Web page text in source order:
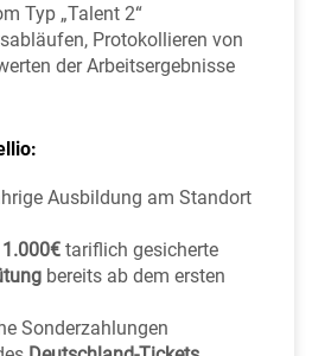
Typ „Talent 2“
Protokollieren von
der Arbeitsergebnisse
Ausbildung am Standort
tariflich gesicherte
bereits ab dem ersten
Sonderzahlungen